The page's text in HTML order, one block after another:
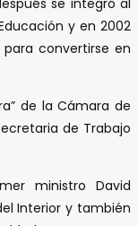
y en 2002
convertirse en
de la Cámara de
de Trabajo
ministro David
Interior y también